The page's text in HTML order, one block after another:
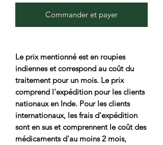
Commander et payer
Le prix mentionné est en roupies
indiennes et correspond au coût du
traitement pour un mois. Le prix
comprend l'expédition pour les clients
nationaux en Inde. Pour les clients
internationaux, les frais d'expédition
sont en sus et comprennent le coût des
médicaments d'au moins 2 mois,